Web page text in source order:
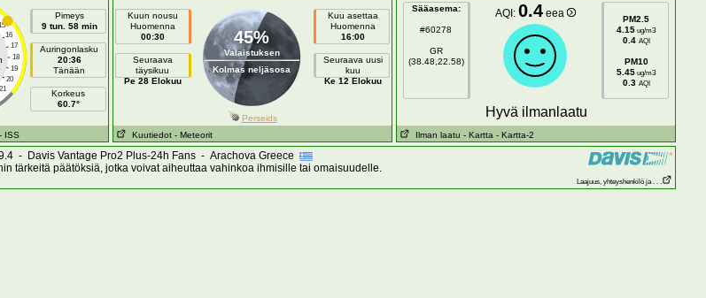
16
17
18
19
20
21
Pimeys
9 tun. 58 min
Auringonlasku
20:36
Tänään
Korkeus
60.7°
- ISS
Kuun nousu
Huomenna
00:30
Seuraava
täysikuu
Pe 28 Elokuu
45%
Valaistuksen
Kolmas neljäsosa
Kuu asettaa
Huomenna
16:00
Seuraava uusi
kuu
Ke 12 Elokuu
Perseids
Kuutiedot - Meteorit
Sääasema:
#60278
GR
(38.48,22.58)
AQI: 0.4 eea
PM2.5
4.15 ug/m3
0.4 AQI
PM10
5.45 ug/m3
0.3 AQI
Hyvä ilmanlaatu
Ilman laatu - Kartta - Kartta-2
- Davis Vantage Pro2 Plus-24h Fans - Arachova Greece
tärkeitä päätöksiä, jotka voivat aiheuttaa vahinkoa ihmisille tai omaisuudelle.
Laajuus, yhteyshenkilö ja . . .